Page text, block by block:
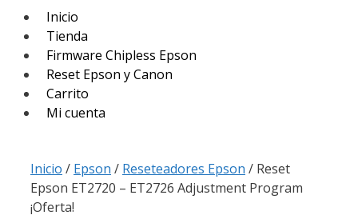
Inicio
Tienda
Firmware Chipless Epson
Reset Epson y Canon
Carrito
Mi cuenta
Inicio / Epson / Reseteadores Epson / Reset
Epson ET2720 – ET2726 Adjustment Program
¡Oferta!